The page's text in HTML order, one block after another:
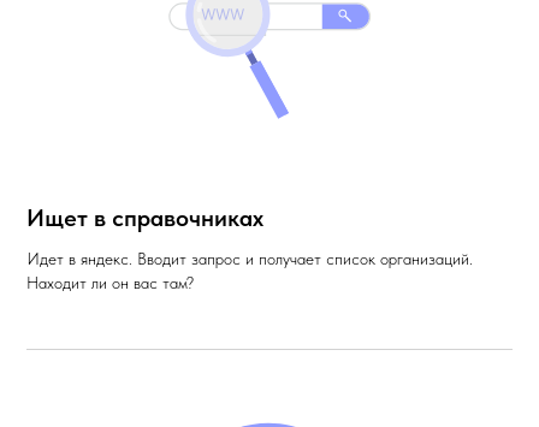
Ищет в справочниках
Идет в яндекс. Вводит запрос и получает список организаций.
Находит ли он вас там?